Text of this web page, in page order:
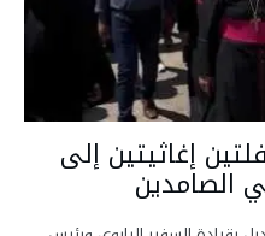
إغاثيتين إلى
الصامدين